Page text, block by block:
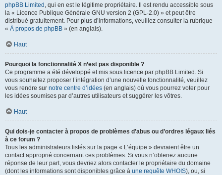
phpBB Limited , qui en est le légitime propriétaire. Il est rendu accessible sous
la « Licence Publique Générale GNU version 2 (GPL-2.0) » et peut être
distribué gratuitement. Pour plus d’informations, veuillez consulter la rubrique
« À propos de phpBB » (en anglais).
Haut
Pourquoi la fonctionnalité X n’est pas disponible ?
Ce programme a été développé et mis sous licence par phpBB Limited. Si
vous souhaitez proposer l’intégration d’une nouvelle fonctionnalité, veuillez
vous rendre sur notre centre d’idées (en anglais) où vous pourrez voter pour
les idées soumises par d’autres utilisateurs et suggérer les vôtres.
Haut
Qui dois-je contacter à propos de problèmes d’abus ou d’ordres légaux liés
à ce forum ?
Tous les administrateurs listés sur la page « L’équipe » devraient être un
contact approprié concernant ces problèmes. Si vous n’obtenez aucune
réponse de leur part, vous devriez alors contacter le propriétaire du domaine
(dont les informations sont disponibles grâce à une requête WHOIS), ou, si